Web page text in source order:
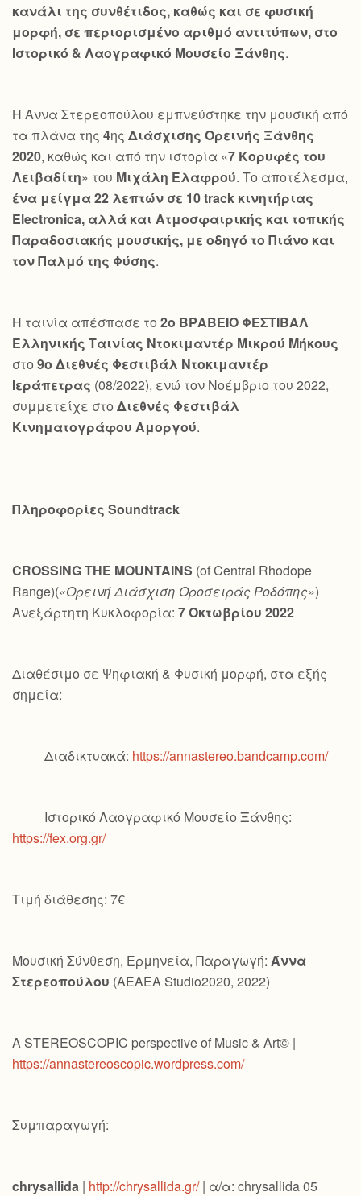
κανάλι της συνθέτιδος, καθώς και σε φυσική
μορφή, σε περιορισμένο αριθμό αντιτύπων, στο
Ιστορικό & Λαογραφικό Μουσείο Ξάνθης.
Η Άννα Στερεοπούλου εμπνεύστηκε την μουσική από
τα πλάνα της 4ης Διάσχισης Ορεινής Ξάνθης
2020, καθώς και από την ιστορία «7 Κορυφές του
Λειβαδίτη» του Μιχάλη Ελαφρού. Το αποτέλεσμα,
ένα μείγμα 22 λεπτών σε 10track κινητήριας
Electronica, αλλά και Ατμοσφαιρικής και τοπικής
Παραδοσιακής μουσικής, με οδηγό το Πιάνο και
τον Παλμό της Φύσης.
Η ταινία απέσπασε το 2ο ΒΡΑΒΕΙΟ ΦΕΣΤΙΒΑΛ
Ελληνικής Ταινίας Ντοκιμαντέρ Μικρού Μήκους
στο 9ο Διεθνές Φεστιβάλ Ντοκιμαντέρ
Ιεράπετρας (08/2022), ενώ τον Νοέμβριο του 2022,
συμμετείχε στο Διεθνές Φεστιβάλ
Κινηματογράφου Αμοργού.
Πληροφορίες Soundtrack
CROSSINGTHE MOUNTAINS (of Central Rhodope
Range)(«Ορεινή Διάσχιση Οροσειράς Ροδόπης»)
Ανεξάρτητη Κυκλοφορία: 7 Οκτωβρίου 2022
Διαθέσιμο σε Ψηφιακή & Φυσική μορφή, στα εξής
σημεία:
Διαδικτυακά: https://annastereo.bandcamp.com/
Ιστορικό Λαογραφικό Μουσείο Ξάνθης:
https://fex.org.gr/
Τιμή διάθεσης: 7€
Μουσική Σύνθεση, Ερμηνεία, Παραγωγή: Άννα
Στερεοπούλου (AEAEA Studio2020, 2022)
A STEREOSCOPIC perspective of Music & Art© |
https://annastereoscopic.wordpress.com/
Συμπαραγωγή:
chrysallida | http://chrysallida.gr/| α/α: chrysallida 05